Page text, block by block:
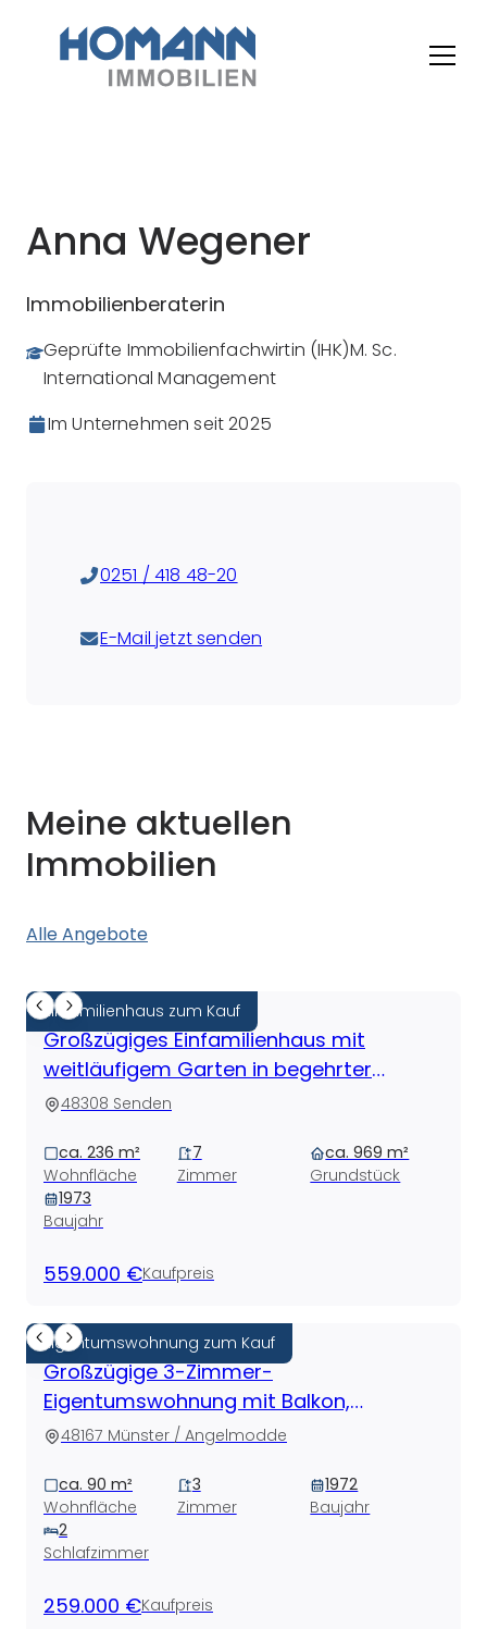
Anna Wegener
Immobilienberaterin
Geprüfte Immobilienfachwirtin (IHK)M. Sc.
International Management
Im Unternehmen seit2025
0251 / 418 48-20
E-Mail jetzt senden
Meine aktuellen
Immobilien
Alle Angebote
Einfamilienhaus zum Kauf
Großzügiges Einfamilienhaus mit
weitläufigem Garten in begehrter
Waldrandlage von Senden
48308 Senden
ca. 236 m²
Wohnfläche
7
Zimmer
ca. 969 m²
Grundstück
1973
Baujahr
559.000 €Kaufpreis
Eigentumswohnung zum Kauf
Großzügige 3-Zimmer-
Eigentumswohnung mit Balkon,
Einbauküche und Garage in Münster-
48167 Münster / Angelmodde
ca. 90 m²
Wohnfläche
3
Zimmer
1972
Baujahr
2
Schlafzimmer
259.000 €Kaufpreis